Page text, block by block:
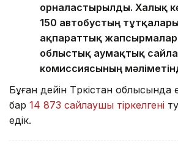
орналастырылды. Халық
150 автобустың
ақпараттық жапсырмалар
облыстық аумақтық
комиссиясының
Бұған дейін Түркістан облысында
бар 14 873 сайлаушы тіркелгені
едік.